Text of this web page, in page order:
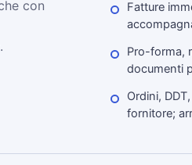
con
Fatture
Pro-forma,
documenti
Ordini,
fornitore;